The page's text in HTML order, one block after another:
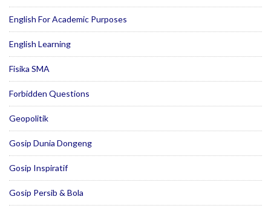
English For Academic Purposes
English Learning
Fisika SMA
Forbidden Questions
Geopolitik
Gosip Dunia Dongeng
Gosip Inspiratif
Gosip Persib & Bola